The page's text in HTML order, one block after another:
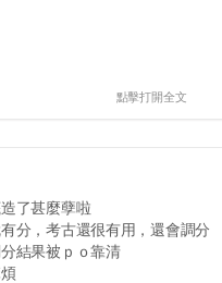
點擊打開全文
了甚麼孽啦
分，考古還很有用，還會調分
結果被ｐｏ靠清